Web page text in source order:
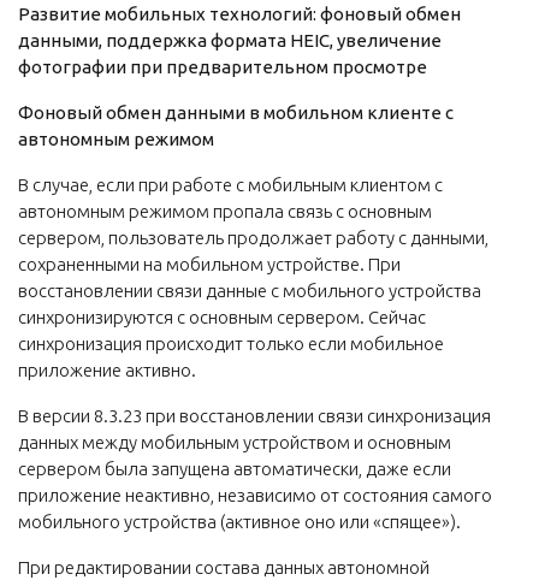
Развитие мобильных технологий: фоновый обмен
данными, поддержка формата HEIC, увеличение
фотографии при предварительном просмотре
Фоновый обмен данными в мобильном клиенте с
автономным режимом
В случае, если при работе с мобильным клиентом с
автономным режимом пропала связь с основным
сервером, пользователь продолжает работу с данными,
сохраненными на мобильном устройстве. При
восстановлении связи данные с мобильного устройства
синхронизируются с основным сервером. Сейчас
синхронизация происходит только если мобильное
приложение активно.
В версии 8.3.23 при восстановлении связи синхронизация
данных между мобильным устройством и основным
сервером была запущена автоматически, даже если
приложение неактивно, независимо от состояния самого
мобильного устройства (активное оно или «спящее»).
При редактировании состава данных автономной